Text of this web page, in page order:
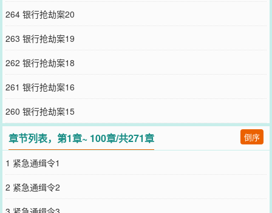
要嫁人！要嫁的人已经有两个通房！顾凝竹不喜欢当主母，更不想浪
费她的专业知识。吃饭时，老爹的小妾哭哭啼啼跑来告状，说被老娘
的丫鬟打了。顾凝竹筷子一放：“你脸上的抓痕不对，脖子上的伤是吻
痕故意揉捏而成！便宜爹，你头上有点绿哦。”进趟宫被皇上看中，顾
凝竹看着那双色眯眯的眼睛：“你戴了面具，是个冒牌皇上吧！”等真
皇上被解救出来，一脸感激地看着顾凝竹：“你想要什么？朕都能给
你！”满朝文武都以为顾凝竹会进宫，却听她说：“我要当仵作！”惊！
侯府大小姐非要当仵作？一年后，外邦朝贺，有王室子弟当街打人后
想耍赖。旁边商铺老板怒道：“敢来我大豫打人，知不知道我们皇后是
仵作，还培养了很多金牌仵作，随便来一个就能让你无处遁形。”外邦
王室：“皇后能当仵作？大豫这思想也太进步了吧！”老板鄙夷道：“蛮
夷就是蛮夷，这都不懂，是仵作当了皇后！”
————————————————————预收文《穿到八零当法
医》求收藏简介：法医学大学生许天因车祸穿到了八零年代，原主从
几乎为零，家里一直以为她是要当医生的。作为家里老大，全家的希
264 银行抢劫案20
263 银行抢劫案19
262 银行抢劫案18
261 银行抢劫案16
260 银行抢劫案15
章节列表，第1章~ 100章/共271章 倒序
1 紧急通缉令1
2 紧急通缉令2